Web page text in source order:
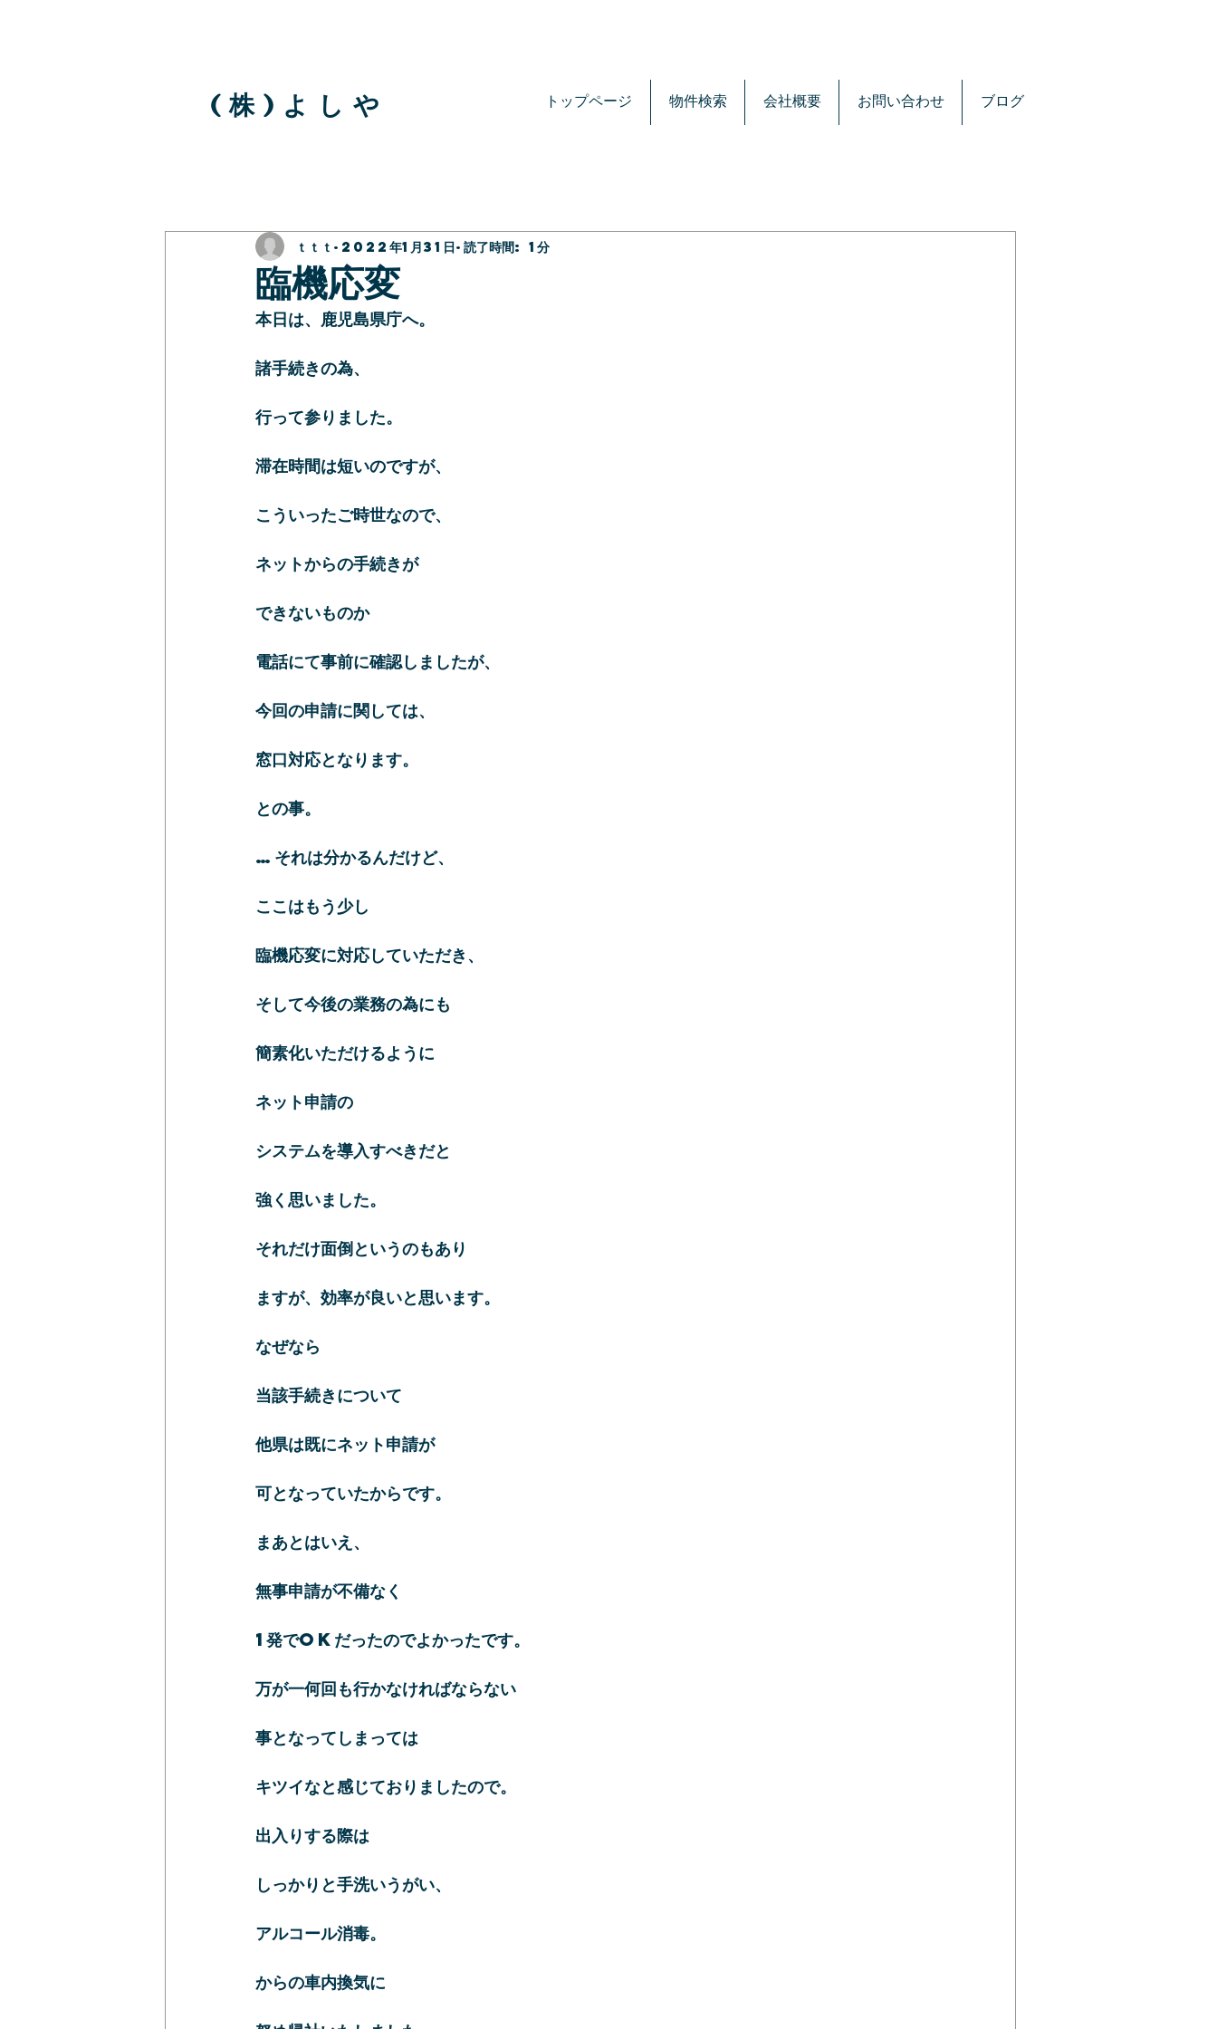
( 株 ) よ し や トップページ 物件検索 会社概要 お問い合わせ ブログ
臨機応変
ｔｔｔ 2022年1月31日 読了時間: 1分
本日は、鹿児島県庁へ。
諸手続きの為、
行って参りました。
滞在時間は短いのですが、
こういったご時世なので、
ネットからの手続きが
できないものか
電話にて事前に確認しましたが、
今回の申請に関しては、
窓口対応となります。
との事。
…それは分かるんだけど、
ここはもう少し
臨機応変に対応していただき、
そして今後の業務の為にも
簡素化いただけるように
ネット申請の
システムを導入すべきだと
強く思いました。
それだけ面倒というのもあり
ますが、効率が良いと思います。
なぜなら
当該手続きについて
他県は既にネット申請が
可となっていたからです。
まあとはいえ、
無事申請が不備なく
1発でOKだったのでよかったです。
万が一何回も行かなければならない
事となってしまっては
キツイなと感じておりましたので。
出入りする際は
しっかりと手洗いうがい、
アルコール消毒。
からの車内換気に